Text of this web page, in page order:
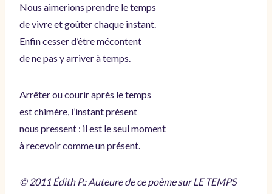
Nous aimerions prendre le temps
de vivre et goûter chaque instant.
Enfin cesser d’être mécontent
de ne pas y arriver à temps.
Arrêter ou courir après le temps
est chimère, l’instant présent
nous pressent : il est le seul moment
à recevoir comme un présent.
© 2011 Édith P.: Auteure de ce poème sur LE TEMPS